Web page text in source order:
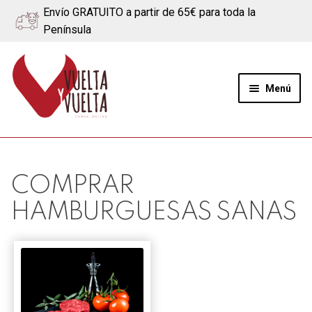
Envío GRATUITO a partir de 65€ para toda la
Península
Ir
a
navegación
Ir
al
contenido
Menú
Quiénes somos
Ternera
Cerdo
Quesos
COMPRAR
HAMBURGUESAS SANAS